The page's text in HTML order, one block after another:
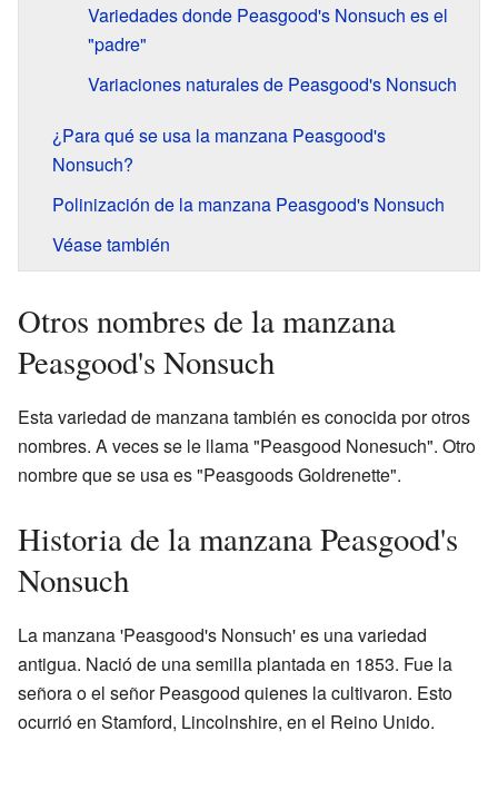
Variedades donde Peasgood's Nonsuch es el
"padre"
Variaciones naturales de Peasgood's Nonsuch
¿Para qué se usa la manzana Peasgood's
Nonsuch?
Polinización de la manzana Peasgood's Nonsuch
Véase también
Otros nombres de la manzana
Peasgood's Nonsuch
Esta variedad de manzana también es conocida por otros
nombres. A veces se le llama "Peasgood Nonesuch". Otro
nombre que se usa es "Peasgoods Goldrenette".
Historia de la manzana Peasgood's
Nonsuch
La manzana 'Peasgood's Nonsuch' es una variedad
antigua. Nació de una semilla plantada en 1853. Fue la
señora o el señor Peasgood quienes la cultivaron. Esto
ocurrió en Stamford, Lincolnshire, en el Reino Unido.